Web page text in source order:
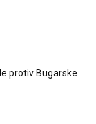
protiv Bugarske